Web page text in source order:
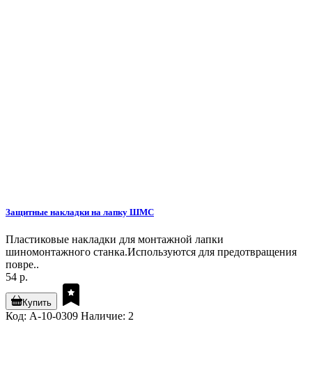
Защитные накладки на лапку ШМС
Пластиковые накладки для монтажной лапки
шиномонтажного станка.Используются для предотвращения
повре..
54 р.
Купить
Код: A-10-0309 Наличие: 2